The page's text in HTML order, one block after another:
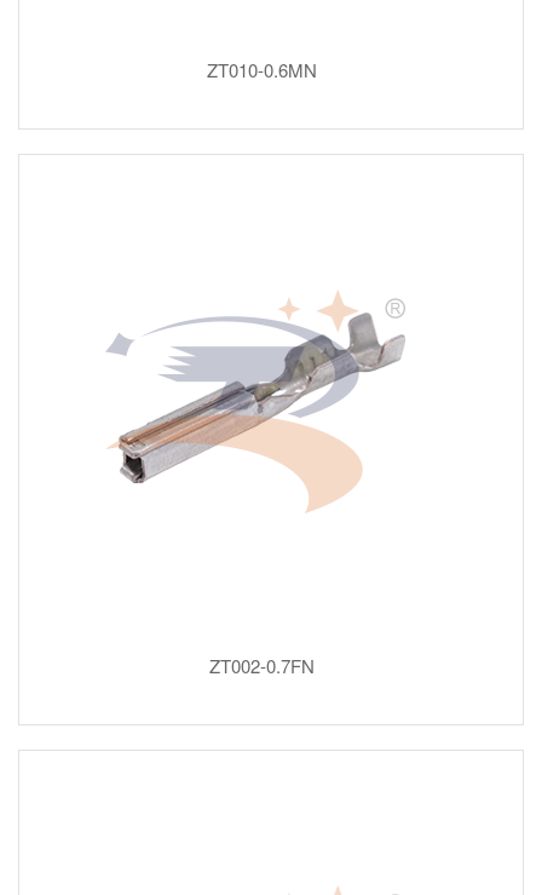
ZT010-0.6MN
ZT002-0.7FN